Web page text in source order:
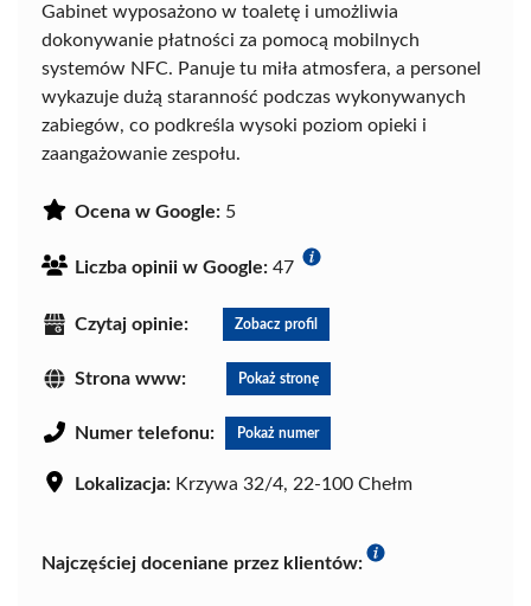
Gabinet wyposażono w toaletę i umożliwia
dokonywanie płatności za pomocą mobilnych
systemów NFC. Panuje tu miła atmosfera, a personel
wykazuje dużą staranność podczas wykonywanych
zabiegów, co podkreśla wysoki poziom opieki i
zaangażowanie zespołu.
Ocena w Google: 5
Liczba opinii w Google: 47
Czytaj opinie: Zobacz profil
Strona www: Pokaż stronę
Numer telefonu: Pokaż numer
Lokalizacja: Krzywa 32/4, 22-100 Chełm
Najczęściej doceniane przez klientów: